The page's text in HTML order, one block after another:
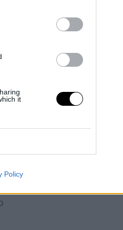
it
Policy